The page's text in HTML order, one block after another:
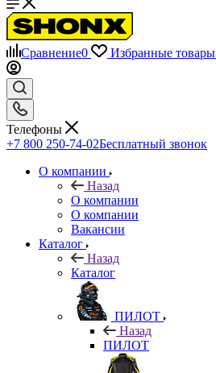
Сравнение0 Избранные товары
Телефоны
+7 800 250-74-02Бесплатный звонок
О компании
Назад
О компании
О компании
Вакансии
Каталог
Назад
Каталог
ПИЛОТ
Назад
ПИЛОТ